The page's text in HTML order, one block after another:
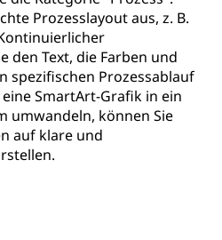
Prozesslayout aus, z. B.
den Text, die Farben und
spezifischen Prozessablauf
SmartArt-Grafik in ein
umwandeln, können Sie
auf klare und